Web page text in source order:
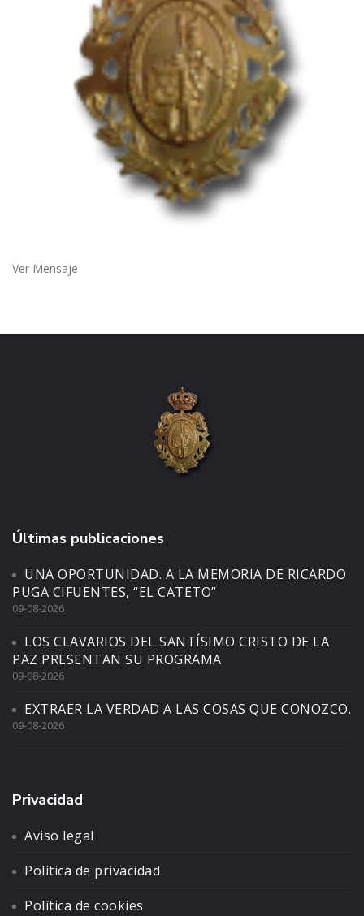
Ver Mensaje
Últimas publicaciones
UNA OPORTUNIDAD. A LA MEMORIA DE RICARDO
PUGA CIFUENTES, “EL CATETO”
09-08-2026
LOS CLAVARIOS DEL SANTÍSIMO CRISTO DE LA
PAZ PRESENTAN SU PROGRAMA
09-08-2026
EXTRAER LA VERDAD A LAS COSAS QUE CONOZCO.
09-08-2026
Privacidad
Aviso legal
Política de privacidad
Política de cookies